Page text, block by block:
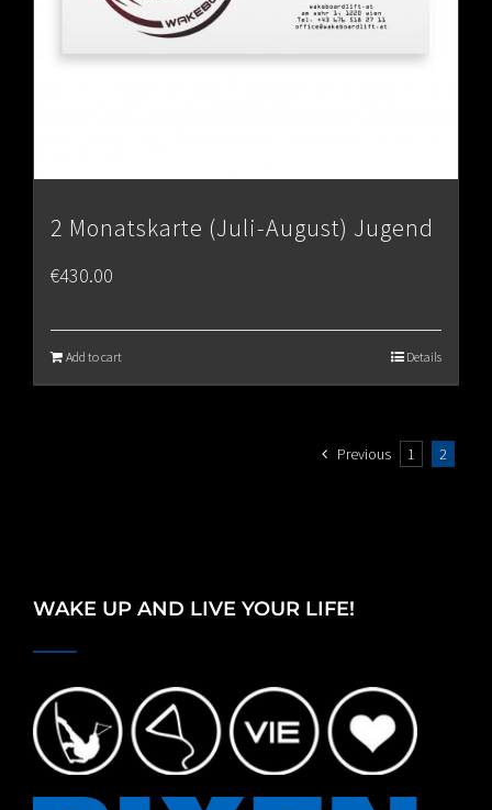
2 Monatskarte (Juli-August) Jugend
€430.00
Add to cart Details
Previous 1 2
WAKE UP AND LIVE YOUR LIFE!